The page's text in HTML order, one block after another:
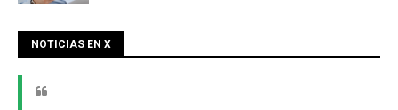
NOTICIAS EN X